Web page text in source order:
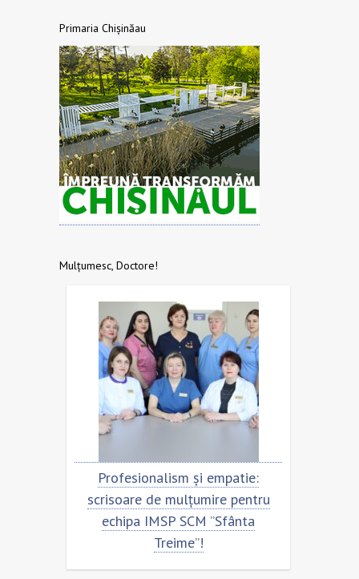
Primaria Chișinăau
Mulțumesc, Doctore!
Profesionalism și empatie:
scrisoare de mulțumire pentru
echipa IMSP SCM ”Sfânta
Treime”!